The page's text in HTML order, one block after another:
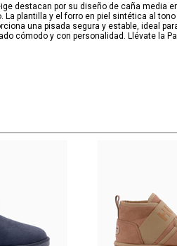
destacan por su diseño de caña media
La plantilla y el forro en piel sintética al
una pisada segura y estable, ideal
cómodo y con personalidad. Llévate la